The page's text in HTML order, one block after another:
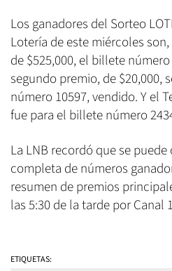
Los ganadores del Sorteo
Lotería de este miércoles
de $525,000, el billete
segundo premio, de $20,000,
número 10597, vendido. Y el
fue para el billete número
La LNB recordó que se
completa de números
resumen de premios
las 5:30 de la tarde por Canal
ETIQUETAS: